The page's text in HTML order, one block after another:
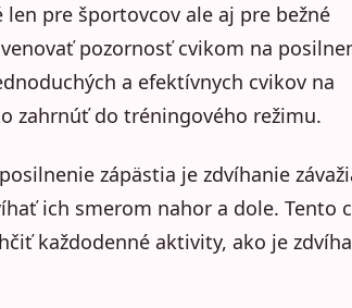
pre športovcov ale aj pre bežné
pozornosť cvikom na
a efektívnych cvikov na
zahrnúť do tréningového režimu.
zápästia je zdvíhanie
ich smerom nahor a dole. Tento
každodenné aktivity, ako je